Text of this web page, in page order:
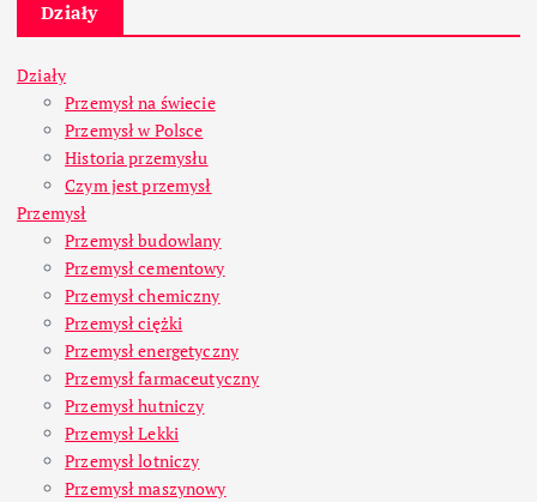
Działy
Działy
Przemysł na świecie
Przemysł w Polsce
Historia przemysłu
Czym jest przemysł
Przemysł
Przemysł budowlany
Przemysł cementowy
Przemysł chemiczny
Przemysł ciężki
Przemysł energetyczny
Przemysł farmaceutyczny
Przemysł hutniczy
Przemysł Lekki
Przemysł lotniczy
Przemysł maszynowy